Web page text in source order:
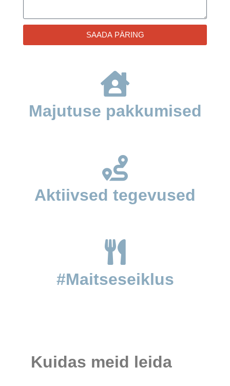
SAADA PÄRING
Majutuse pakkumised
Aktiivsed tegevused
#Maitseseiklus
Kuidas meid leida